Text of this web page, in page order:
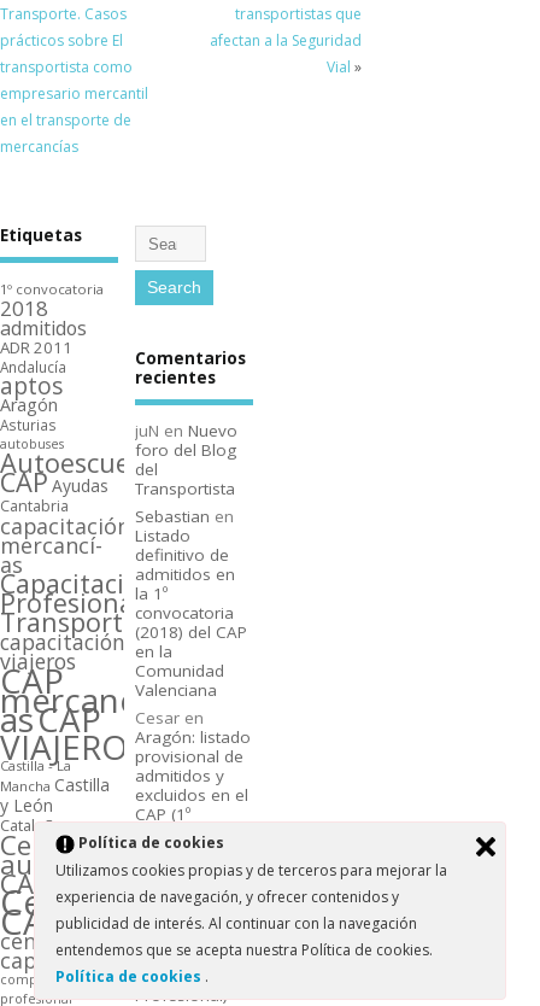
Transporte. Casos
prácticos sobre El
transportista como
empresario mercantil
en el transporte de
mercancí­as
transportistas que
afectan a la Seguridad
Vial »
Etiquetas
1º convocatoria
2018
admitidos
ADR 2011
Andalucí­a
aptos
Aragón
Asturias
autobuses
Autoescuelas
CAPAyudas
Cantabria
capacitación
mercancí­
as
Capacitación
Profesional
Transporte
capacitación
viajeros
CAP
mercancí­
asCAP
VIAJEROS
Castilla - La
Mancha Castilla
y León
Cataluña
Centros
autorizados
CAP
Centros
CAP
centros
cap
competencia
profesional
Comentarios
recientes
juN en Nuevo
foro del Blog
del
Transportista
Sebastian en
Listado
definitivo de
admitidos en
la 1º
convocatoria
(2018) del CAP
en la
Comunidad
Valenciana
Cesaren
Aragón: listado
provisional de
admitidos y
excluidos en el
CAP (1º
convocatoria)
L.P.A.
Centros
autorizados en
Galicia para
(Certificado de
Aptitud
Profesional)
Polí­tica de cookies
Utilizamos cookies propias y de terceros para mejorar la
experiencia de navegación, y ofrecer contenidos y
publicidad de interés. Al continuar con la navegación
entendemos que se acepta nuestra Polí­tica de cookies.
Polí­tica de cookies .